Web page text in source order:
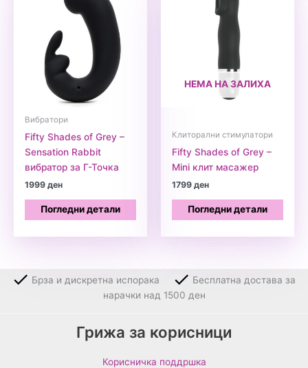
Вибратори
Fifty Shades of Grey –
Sensation Rabbit
вибратор за Г-Точка
1999ден
Погледни детали
НЕМА НА ЗАЛИХА
Клиторални стимулатори
Fifty Shades of Grey –
Mini клит масажер
1799ден
Погледни детали
Брза и дискретна испорака
Бесплатна достава за
нарачки над 1500 ден
Грижа за корисници
Корисничка поддршка